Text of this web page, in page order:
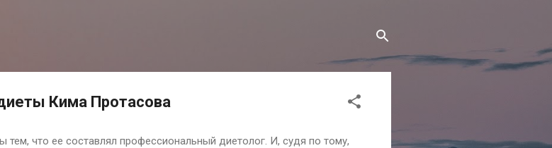
Кима Протасова
что ее составлял профессиональный диетолог. И, судя по тому,